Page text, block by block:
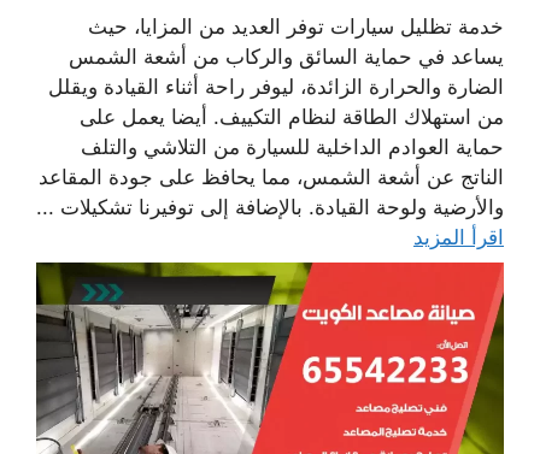
خدمة تظليل سيارات توفر العديد من المزايا، حيث
يساعد في حماية السائق والركاب من أشعة الشمس
الضارة والحرارة الزائدة، ليوفر راحة أثناء القيادة ويقلل
من استهلاك الطاقة لنظام التكييف. أيضا يعمل على
حماية العوادم الداخلية للسيارة من التلاشي والتلف
الناتج عن أشعة الشمس، مما يحافظ على جودة المقاعد
والأرضية ولوحة القيادة. بالإضافة إلى توفيرنا تشكيلات ...
اقرأ المزيد